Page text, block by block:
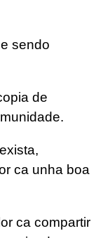
sendo
de
ca unha boa
ca compartir